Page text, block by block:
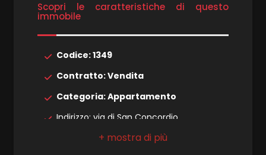
Scopri le caratteristiche di questo
immobile
Codice: 1349
Contratto: Vendita
Categoria: Appartamento
Indirizzo: via di San Concordio
Comune: Lucca